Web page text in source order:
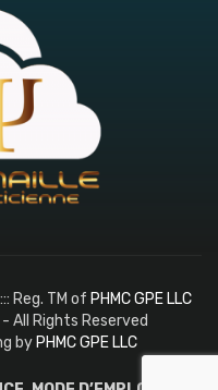
Reg. TM of PHMC GPE LLC
Rights Reserved
by PHMC GPE LLC